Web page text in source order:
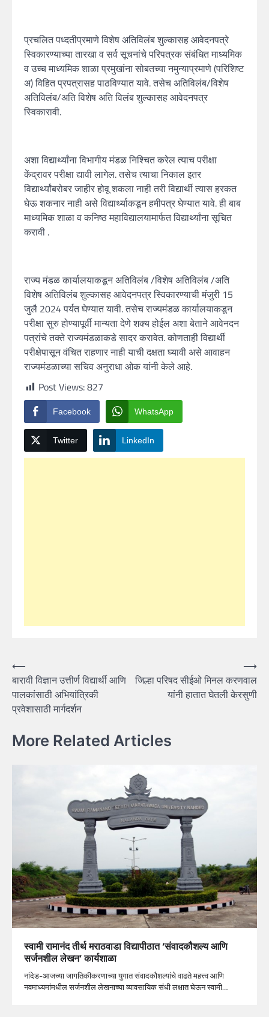
प्रचलि‍त पध्दतीप्रमाणे विशेष अतिविलंब शुल्कासह आवेदनपत्रे
स्विकारण्याच्या तारखा व सर्व सूचनांचे परिपत्रक संबंधित माध्यमिक
व उच्च माध्यमिक शाळा प्रमुखांना सोबतच्या नमुन्याप्रमाणे (परिशिष्ट
अ) विहित प्रपत्रासह पाठविण्यात यावे. तसेच अतिविलंब/विशेष
अतिविलंब/अति विशेष अति विलंब शुल्कासह आवेदनपत्र
स्विकारावी.
अशा विद्यार्थ्यांना विभागीय मंडळ निश्चित करेल त्याच परीक्षा
केंद्रावर परीक्षा द्यावी लागेल. तसेच त्याचा निकाल इतर
विद्यार्थ्यांबरोबर जाहीर होवू शकला नाही तरी विद्यार्थी त्यास हरकत
घेऊ शकनार नाही असे विद्यार्थ्याकडून हमीपत्र घेण्यात यावे. ही बाब
माध्यमिक शाळा व कनिष्ठ महाविद्यालयामार्फत विद्यार्थ्यांना सूचित
करावी .
राज्य मंडळ कार्यालयाकडून अतिविलंब /विशेष अतिविलंब /अति
विशेष अतिविलंब शुल्कासह आवेदनपत्र स्विकारण्याची मंजुरी 15
जुलै 2024 पर्यत घेण्यात यावी. तसेच राज्यमंडळ कार्यालयाकडून
परीक्षा सुरु होण्यापूर्वी मान्यता देणे शक्य होईल अशा बेताने आवेनदन
पत्रांचे तक्ते राज्यमंडळाकडे सादर करावेत. कोणताही विद्यार्थी
परीक्षेपासून वंचित राहणार नाही याची दक्षता घ्यावी असे आवाहन
राज्यमंडळाच्या सचिव अनुराधा ओक यांनी केले आहे.
Post Views:827
Facebook WhatsApp
Twitter LinkedIn
Post
navigation
⟵
बारावी विज्ञान उत्तीर्ण विद्यार्थी आणि
पालकांसाठी अभियांत्रिकी
प्रवेशासाठी मार्गदर्शन
जिल्हा परिषद सीईओ मिनल करणवाल
यांनी हातात घेतली केरसुणी
⟶
More Related Articles
स्वामी रामानंद तीर्थ मराठवाडा विद्यापीठात ‘संवादकौशल्य आणि
सर्जनशील लेखन’ कार्यशाळा
नांदेड-आजच्या जागतिकीकरणाच्या युगात संवादकौशल्यांचे वाढते महत्त्व आणि
नवमाध्यमांमधील सर्जनशील लेखनाच्या व्यावसायिक संधी लक्षात घेऊन स्वामी…